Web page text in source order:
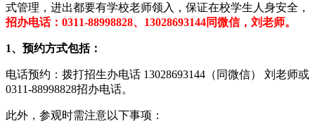
式管理，进出都要有学校老师领入，保证在校学生人身安全，
招办电话：0311-88998828、13028693144同微信，刘老师。
1、预约方式包括：
‌电话预约‌：拨打招生办电话 ‌13028693144（同微信） 刘老师或
‌0311-88998828招办电话。
此外，参观时需注意以下事项：